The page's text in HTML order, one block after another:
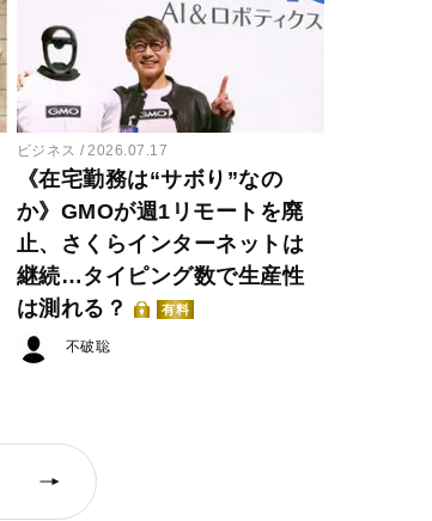
ビジネス 2026.07.17
《在宅勤務は“サボり”なの
か》GMOが週1リモートを廃
止、さくらインターネットは
継続…タイピング数で生産性
は測れる？
有料
不破聡